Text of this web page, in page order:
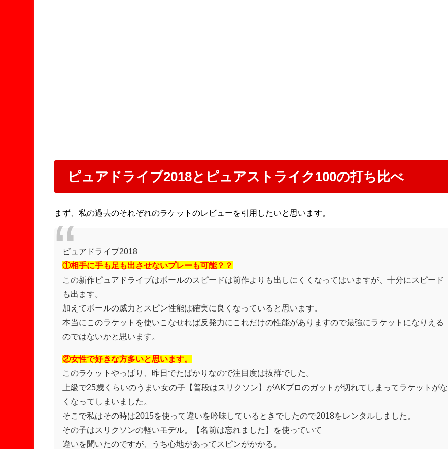
ピュアドライブ2018とピュアストライク100の打ち比べ
まず、私の過去のそれぞれのラケットのレビューを引用したいと思います。
ピュアドライブ2018
①相手に手も足も出させないプレーも可能？？
この新作ピュアドライブはボールのスピードは前作よりも出しにくくなってはいますが、十分にスピード
も出ます。
加えてボールの威力とスピン性能は確実に良くなっていると思います。
本当にこのラケットを使いこなせれば反発力にこれだけの性能がありますので最強にラケットになりえる
のではないかと思います。
②女性で好きな方多いと思います。
このラケットやっぱり、昨日でたばかりなので注目度は抜群でした。
上級で25歳くらいのうまい女の子【普段はスリクソン】がAKプロのガットが切れてしまってラケットがな
くなってしまいました。
そこで私はその時は2015を使って違いを吟味しているときでしたので2018をレンタルしました。
その子はスリクソンの軽いモデル。【名前は忘れました】を使っていて
違いを聞いたのですが、うち心地があってスピンがかかる。